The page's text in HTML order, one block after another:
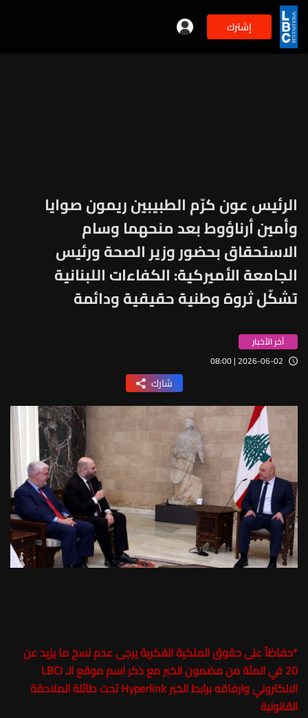
إشترك
الرئيس عون كرّم الطبيبين ريمون صوايا
وأمين أرناؤوط بعد منحهما وسام
الاستحقاق بحضور وزير الصحة ورئيس
الجامعة الأميركية: الكفاءات اللبنانية
تشكّل ثروة وطنية حقيقية ودائمة
آخر الأخبار
2026-06-02 | 08:00
شارك
*حفاظاً على حقوق الملكية الفكرية يرجى عدم نسخ ما يزيد عن
20 في المئة من مضمون الخبر مع ذكر اسم موقع الـ LBCI
الالكتروني وارفاقه برابط الخبر Hyperlink تحت طائلة الملاحقة
القانونية